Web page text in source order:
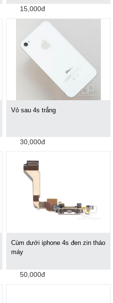
15,000đ
Vỏ sau 4s trắng
30,000đ
Cùm dưới iphone 4s đen zin tháo
máy
50,000đ